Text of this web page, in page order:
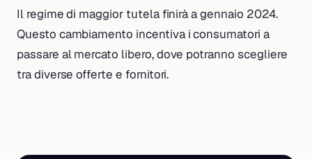
Il regime di maggior tutela finirà a gennaio 2024.
Questo cambiamento incentiva i consumatori a
passare al mercato libero, dove potranno scegliere
tra diverse offerte e fornitori.